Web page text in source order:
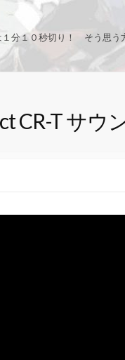
１分１０秒切り！ そう思う
CR-T サウ